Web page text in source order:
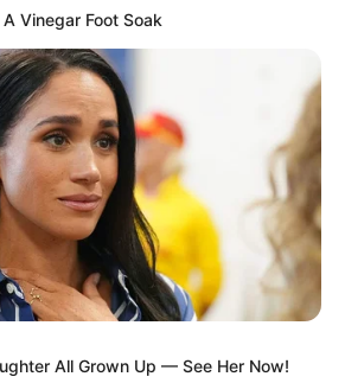
Vinegar Foot Soak
All Grown Up — See Her Now!